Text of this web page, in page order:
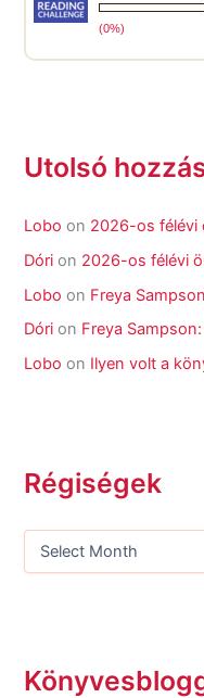
(0%)
Utolsó
Lobo on 2026-os félévi
Dóri on 2026-os félévi
Lobo on Freya
Dóri on Freya
Lobo on Ilyen volt a
Régiségek